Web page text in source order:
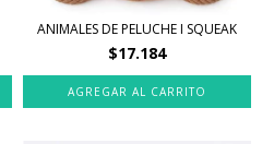
ANIMALES DE PELUCHE I SQUEAK
$17.184